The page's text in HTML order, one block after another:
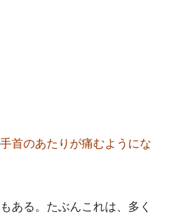
首のあたりが痛むようにな
ある。たぶんこれは、多く